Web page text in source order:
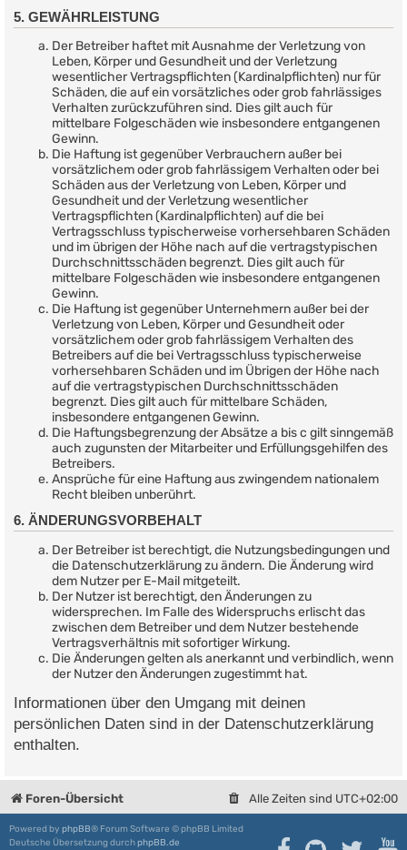
5. GEWÄHRLEISTUNG
Der Betreiber haftet mit Ausnahme der Verletzung von
Leben, Körper und Gesundheit und der Verletzung
wesentlicher Vertragspflichten (Kardinalpflichten) nur für
Schäden, die auf ein vorsätzliches oder grob fahrlässiges
Verhalten zurückzuführen sind. Dies gilt auch für
mittelbare Folgeschäden wie insbesondere entgangenen
Gewinn.
Die Haftung ist gegenüber Verbrauchern außer bei
vorsätzlichem oder grob fahrlässigem Verhalten oder bei
Schäden aus der Verletzung von Leben, Körper und
Gesundheit und der Verletzung wesentlicher
Vertragspflichten (Kardinalpflichten) auf die bei
Vertragsschluss typischerweise vorhersehbaren Schäden
und im übrigen der Höhe nach auf die vertragstypischen
Durchschnittsschäden begrenzt. Dies gilt auch für
mittelbare Folgeschäden wie insbesondere entgangenen
Gewinn.
Die Haftung ist gegenüber Unternehmern außer bei der
Verletzung von Leben, Körper und Gesundheit oder
vorsätzlichem oder grob fahrlässigem Verhalten des
Betreibers auf die bei Vertragsschluss typischerweise
vorhersehbaren Schäden und im Übrigen der Höhe nach
auf die vertragstypischen Durchschnittsschäden
begrenzt. Dies gilt auch für mittelbare Schäden,
insbesondere entgangenen Gewinn.
Die Haftungsbegrenzung der Absätze a bis c gilt sinngemäß
auch zugunsten der Mitarbeiter und Erfüllungsgehilfen des
Betreibers.
Ansprüche für eine Haftung aus zwingendem nationalem
Recht bleiben unberührt.
6. ÄNDERUNGSVORBEHALT
Der Betreiber ist berechtigt, die Nutzungsbedingungen und
die Datenschutzerklärung zu ändern. Die Änderung wird
dem Nutzer per E-Mail mitgeteilt.
Der Nutzer ist berechtigt, den Änderungen zu
widersprechen. Im Falle des Widerspruchs erlischt das
zwischen dem Betreiber und dem Nutzer bestehende
Vertragsverhältnis mit sofortiger Wirkung.
Die Änderungen gelten als anerkannt und verbindlich, wenn
der Nutzer den Änderungen zugestimmt hat.
Informationen über den Umgang mit deinen
persönlichen Daten sind in der Datenschutzerklärung
enthalten.
Foren-Übersicht Alle Zeiten sind UTC+02:00
Powered by phpBB® Forum Software © phpBB Limited
Deutsche Übersetzung durchphpBB.de